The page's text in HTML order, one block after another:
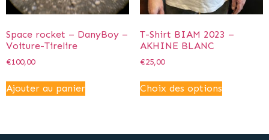
Space rocket – DanyBoy –
Voiture-Tirelire
€100,00
Ajouter au panier
T-Shirt BIAM 2023 –
AKHINE BLANC
€25,00
Choix des options